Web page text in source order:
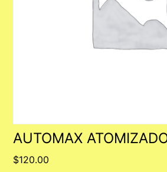
AUTOMAX
$120.00